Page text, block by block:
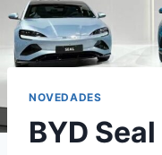
NOVEDADES
BYD